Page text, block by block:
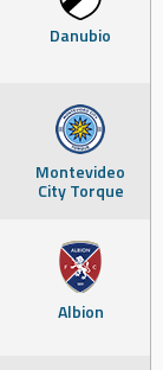
Danubio
Montevideo
City Torque
Albion